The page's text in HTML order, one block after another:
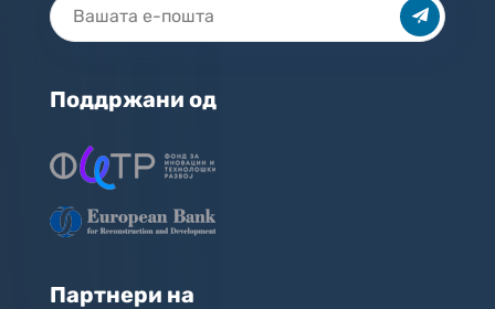
Поддржани од
Партнери на